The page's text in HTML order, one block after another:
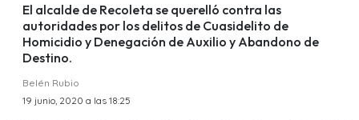
El alcalde de Recoleta se querelló contra las
autoridades por los delitos de Cuasidelito de
Homicidio y Denegación de Auxilio y Abandono de
Destino.
Belén Rubio
19 junio, 2020 a las 18:25